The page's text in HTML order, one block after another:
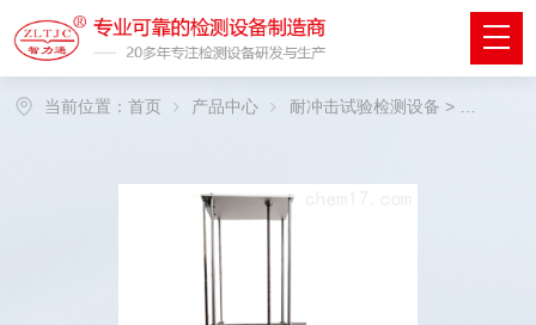
当前位置：首页 产品中心 耐冲击试验检测设备 >